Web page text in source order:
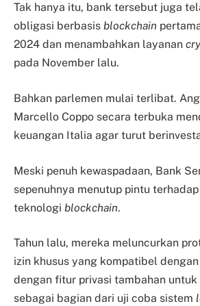
Tak hanya itu, bank tersebut juga
obligasi berbasis blockchain
2024 dan menambahkan layanan
pada November lalu.
Bahkan parlemen mulai terlibat.
Marcello Coppo secara terbuka
keuangan Italia agar turut
Meski penuh kewaspadaan, Bank
sepenuhnya menutup pintu terhadap
teknologi blockchain.
Tahun lalu, mereka meluncurkan
izin khusus yang kompatibel
dengan fitur privasi tambahan
sebagai bagian dari uji coba sistem